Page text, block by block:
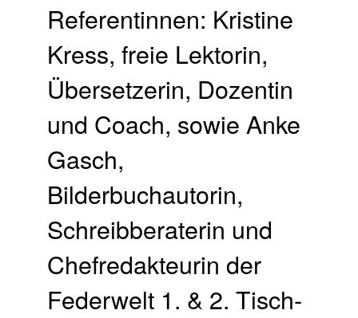
Referentinnen: Kristine
Kress, freie Lektorin,
Übersetzerin, Dozentin
und Coach, sowie Anke
Gasch,
Bilderbuchautorin,
Schreibberaterin und
Chefredakteurin der
Federwelt 1. & 2. Tisch­